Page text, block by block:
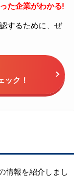
た企業がわかる!
するために、ぜ
ック！
情報を紹介しまし